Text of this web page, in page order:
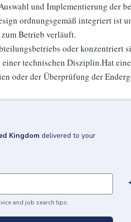
und Implementierung der
ordnungsgemäß integriert ist
Betrieb verläuft.
oder konzentriert
technischen Disziplin.Hat
oder der Überprüfung der
Kingdom delivered to your
and job search tips.